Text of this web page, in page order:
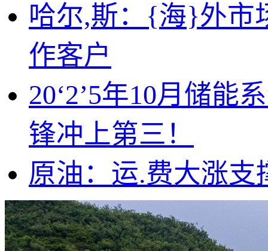
哈尔,斯：{海}外市
作客户
20‘2’5年10月储能
锋冲上第三！
原油：运.费大涨